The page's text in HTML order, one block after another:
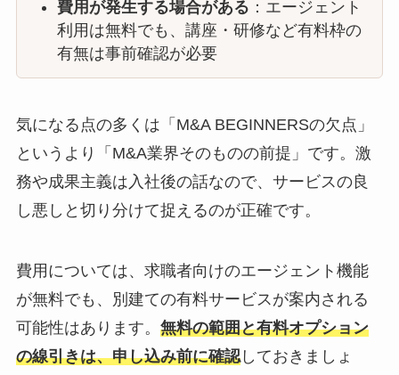
費用が発生する場合がある ：エージェント
利用は無料でも、講座・研修など有料枠の
有無は事前確認が必要
気になる点の多くは「M&A BEGINNERSの欠点」
というより「M&A業界そのものの前提」です。激
務や成果主義は入社後の話なので、サービスの良
し悪しと切り分けて捉えるのが正確です。
費用については、求職者向けのエージェント機能
が無料でも、別建ての有料サービスが案内される
可能性はあります。 無料の範囲と有料オプション
の線引きは、申し込み前に確認しておきましょ